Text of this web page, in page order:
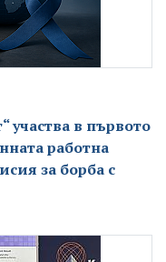
участва в първото
работна
за борба с